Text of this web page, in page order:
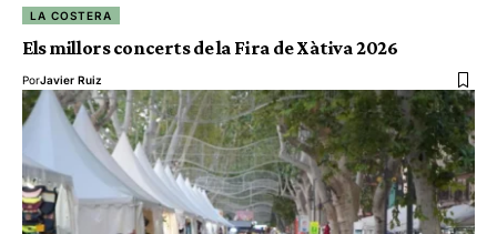
LA COSTERA
Els millors concerts de la Fira de Xàtiva 2026
PorJavier Ruiz